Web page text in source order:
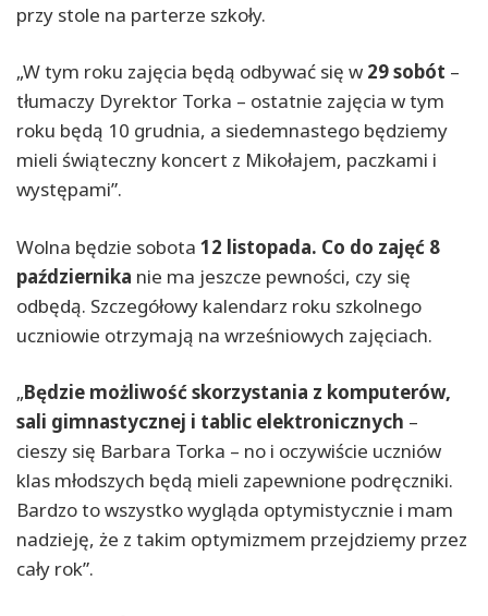
przy stole na parterze szkoły.
„W tym roku zajęcia będą odbywać się w 29 sobót –
tłumaczy Dyrektor Torka – ostatnie zajęcia w tym
roku będą 10 grudnia, a siedemnastego będziemy
mieli świąteczny koncert z Mikołajem, paczkami i
występami”.
Wolna będzie sobota 12 listopada. Co do zajęć 8
października nie ma jeszcze pewności, czy się
odbędą. Szczegółowy kalendarz roku szkolnego
uczniowie otrzymają na wrześniowych zajęciach.
„Będzie możliwość skorzystania z komputerów,
sali gimnastycznej i tablic elektronicznych –
cieszy się Barbara Torka – no i oczywiście uczniów
klas młodszych będą mieli zapewnione podręczniki.
Bardzo to wszystko wygląda optymistycznie i mam
nadzieję, że z takim optymizmem przejdziemy przez
cały rok”.